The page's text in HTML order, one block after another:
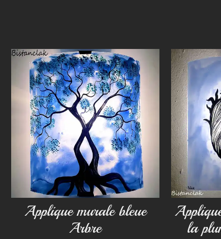
Applique murale bleue
Arbre
la